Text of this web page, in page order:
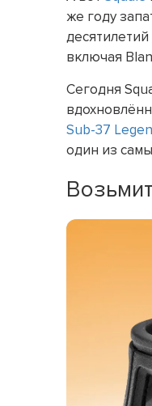
же году
включая
Сегодня
Sub-37
один из